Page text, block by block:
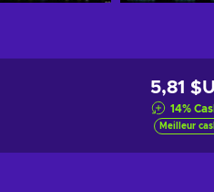
5,81
14%
Meilleur